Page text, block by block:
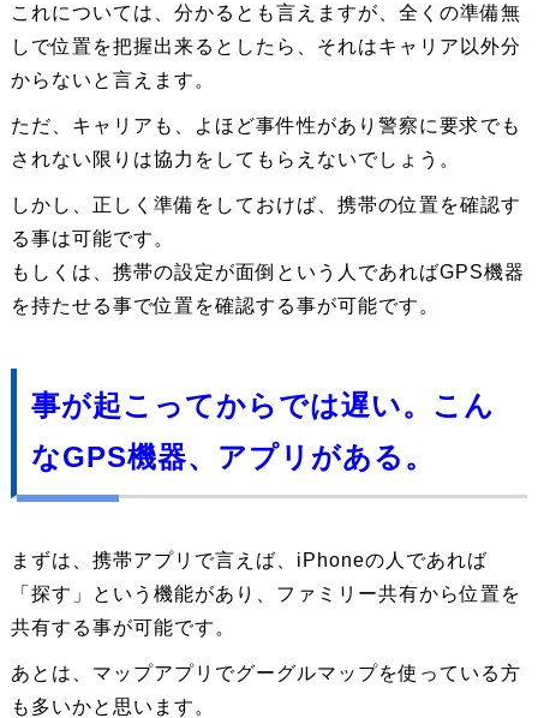
これについては、分かるとも言えますが、全くの準備無
しで位置を把握出来るとしたら、それはキャリア以外分
からないと言えます。
ただ、キャリアも、よほど事件性があり警察に要求でも
されない限りは協力をしてもらえないでしょう。
しかし、正しく準備をしておけば、携帯の位置を確認す
る事は可能です。
もしくは、携帯の設定が面倒という人であればGPS機器
を持たせる事で位置を確認する事が可能です。
事が起こってからでは遅い。こん
なGPS機器、アプリがある。
まずは、携帯アプリで言えば、iPhoneの人であれば
「探す」という機能があり、ファミリー共有から位置を
共有する事が可能です。
あとは、マップアプリでグーグルマップを使っている方
も多いかと思います。